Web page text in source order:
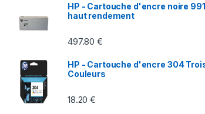
HP - Cartouche d'encre noire
haut rendement
497.80€
HP - Cartouche d'encre 304
Couleurs
18.20€